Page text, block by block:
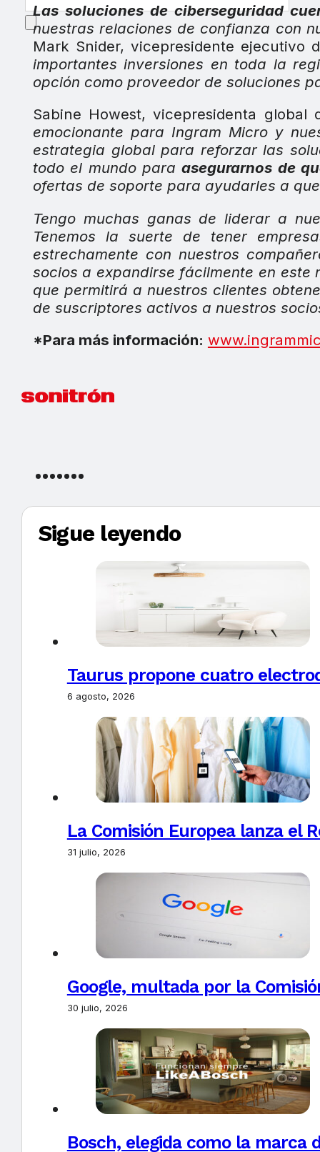
Las soluciones de ciberseguridad
nuestras relaciones de confianza con
Mark Snider, vicepresidente
importantes inversiones en toda la
opción como proveedor de soluciones
Sabine Howest, vicepresidenta
emocionante para Ingram Micro y
estrategia global para reforzar las
todo el mundo paraasegurarnos de
ofertas de soporte para ayudarles a
Tengo muchas ganas de liderar a
Tenemos la suerte de tener
estrechamente con nuestros
socios a expandirse fácilmente en
que permitirá a nuestros clientes
de suscriptores activos a nuestros
*Para más información:
Sigue leyendo
Taurus propone cuatro
6 agosto, 2026
La Comisión Europea lanza el
31 julio, 2026
Google, multada por la
30 julio, 2026
Bosch, elegida como la marca